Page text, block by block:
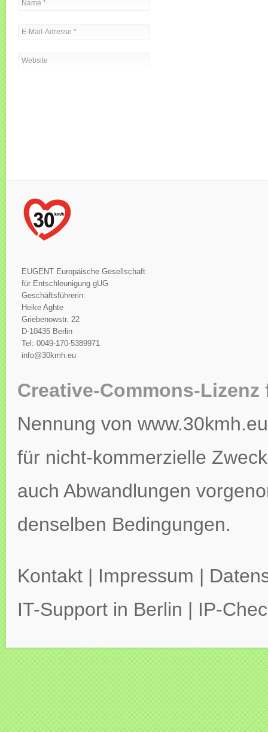
EUGENT Europäische Gesellschaft
für Entschleunigung gUG
Geschäftsführerin:
Heike Aghte
Griebenowstr. 22
D-10435 Berlin
Tel: 0049-170-5389971
info@30kmh.eu
Creative-Commons-
Nennung von
für nicht-kommerzielle
auch Abwandlungen
denselben Bedingungen.
Kontakt | Impressum |
IT-Support in Berlin | IP-